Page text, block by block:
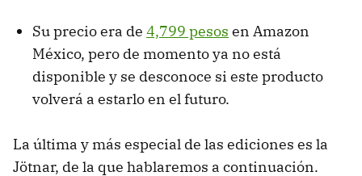
Su precio era de 4,799 pesos en Amazon
México, pero de momento ya no está
disponible y se desconoce si este producto
volverá a estarlo en el futuro.
La última y más especial de las ediciones es la
Jötnar, de la que hablaremos a continuación.